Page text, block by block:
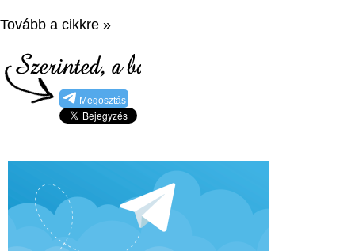
Tovább a cikkre »
Megosztás